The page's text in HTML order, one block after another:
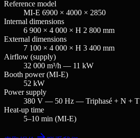
Reference model
MI-E 6900 × 4000 × 2850
Internal dimensions
6 900 × 4 000 × H 2 800 mm
External dimensions
7 100 × 4 000 × H 3 400 mm
Airflow (supply)
32 000 m³/h — 11 kW
Booth power (MI-E)
52 kW
Power supply
380 V — 50 Hz — Triphasé + N + T
Heat-up time
5–10 min (MI-E)